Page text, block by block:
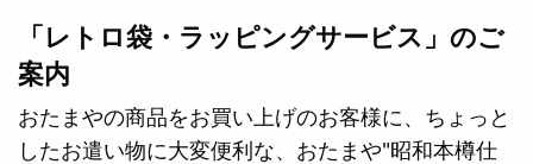
「レトロ袋・ラッピングサービス」のご
案内
おたまやの商品をお買い上げのお客様に、ちょっと
したお遣い物に大変便利な、おたまや"昭和本樽仕